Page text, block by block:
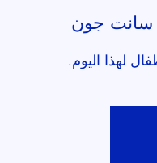
سانت جون
لهذا اليوم.